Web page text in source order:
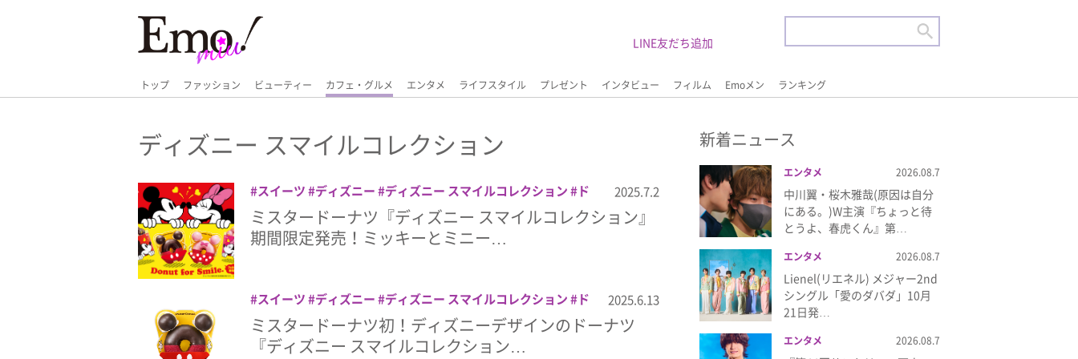
トップ ファッション ビューティー カフェ・グルメ エンタメ ライフスタイル プレゼント インタビュー フィルム Emoメン ランキング
LINE友だち追加
ディズニー スマイルコレクション
スイーツ ディズニー ディズニー スマイルコレクション
ド
ーナツ
ミスタードーナツ ミスト ミッキーマウス
ミニーマ
ウス
2025.7.2
ミスタードーナツ『ディズニー スマイルコレクション』
期間限定発売！ミッキーとミニー…
スイーツ ディズニー ディズニー スマイルコレクション
ド
ーナツ
ミスタードーナツ ミスト ミッキーマウス
2025.6.13
ミスタードーナツ初！ディズニーデザインのドーナツ
『ディズニー スマイルコレクション…
新着ニュース
エンタメ 2026.08.7
中川翼・桜木雅哉(原因は自分
にある。)W主演『ちょっと待
とうよ、春虎くん』第…
エンタメ 2026.08.7
Lienel(リエネル) メジャー2nd
シングル「愛のダバダ」10月
21日発…
エンタメ 2026.08.7